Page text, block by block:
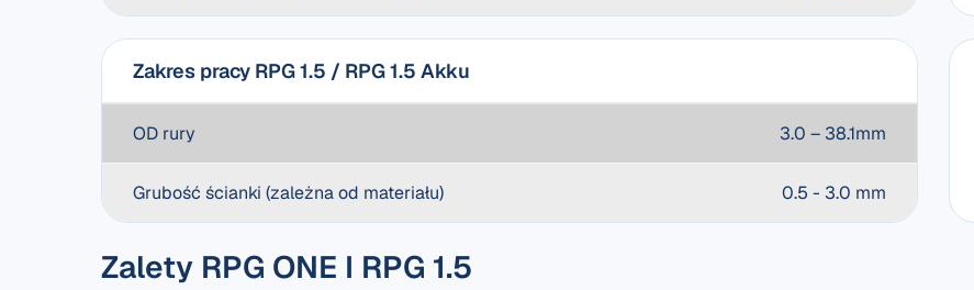
Zakres pracy RPG 1.5 / RPG 1.5 Akku
OD rury 3.0 – 38.1mm
Grubość ścianki (zależna od materiału) 0.5 - 3.0 mm
Zalety RPG ONE I RPG 1.5